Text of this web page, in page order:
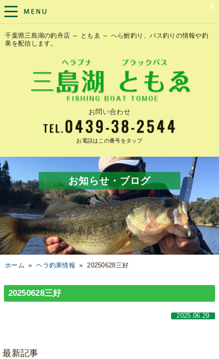
千葉県三島湖の釣舟店 ～ ともゑ ～ へら鮒釣り、バス釣りの情報や釣
果を配信します。
お問い合わせ
お電話はこの番号をタップ
お知らせ・ブログ
ホーム »ヘラ釣果情報 »20250628三好
20250628三好
2025.06.29
最新記事